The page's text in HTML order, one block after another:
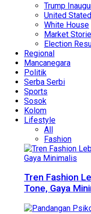
Trump
United Stated
White House
Market
Election
Regional
Mancanegara
Politik
Serba Serbi
Sports
Sosok
Kolom
Lifestyle
All
Fashion
Tren Fashion
Tone, Gaya